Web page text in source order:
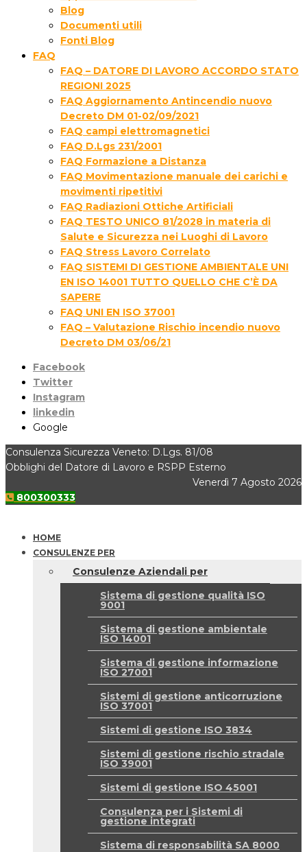
Blog
Documenti utili
Fonti Blog
FAQ
FAQ – DATORE DI LAVORO ACCORDO STATO
REGIONI 2025
FAQ Aggiornamento Antincendio nuovo
Decreto DM 01-02/09/2021
FAQ campi elettromagnetici
FAQ D.Lgs 231/2001
FAQ Formazione a Distanza
FAQ Movimentazione manuale dei carichi e
movimenti ripetitivi
FAQ Radiazioni Ottiche Artificiali
FAQ TESTO UNICO 81/2028 in materia di
Salute e Sicurezza nei Luoghi di Lavoro
FAQ Stress Lavoro Correlato
FAQ SISTEMI DI GESTIONE AMBIENTALE UNI
EN ISO 14001 TUTTO QUELLO CHE C’È DA
SAPERE
FAQ UNI EN ISO 37001
FAQ – Valutazione Rischio incendio nuovo
Decreto DM 03/06/21
Facebook
Twitter
Instagram
linkedin
Google
Consulenza Sicurezza Veneto: D.Lgs. 81/08
Obblighi del Datore di Lavoro e RSPP Esterno
Venerdì 7 Agosto 2026
800300333
HOME
CONSULENZE PER
Consulenze Aziendali per
Sistema di gestione qualità ISO
9001
Sistema di gestione ambientale
ISO 14001
Sistema di gestione informazione
ISO 27001
Sistemi di gestione anticorruzione
ISO 37001
Sistemi di gestione ISO 3834
Sistemi di gestione rischio stradale
ISO 39001
Sistemi di gestione ISO 45001
Consulenza per i Sistemi di
gestione integrati
Sistema di responsabilità SA 8000